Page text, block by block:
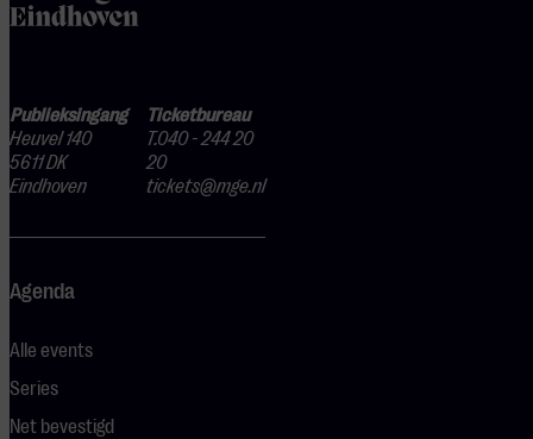
Publieksingang
Heuvel 140
5611 DK
Eindhoven
Ticketbureau
T.040 - 244 20
20
tickets@mge.nl
Agenda
Alle events
Series
Net bevestigd